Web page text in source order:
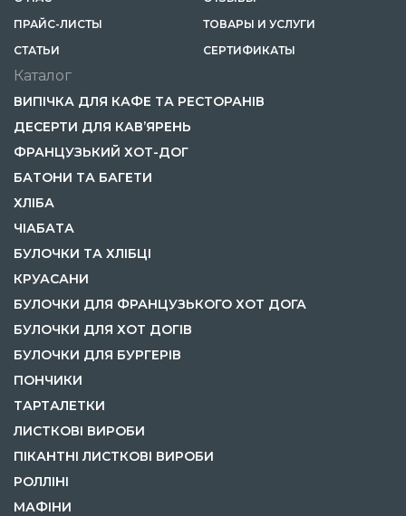
ПРАЙС-ЛИСТЫ
ТОВАРЫ И УСЛУГИ
CТАТЬИ
СЕРТИФИКАТЫ
Каталог
ВИПІЧКА ДЛЯ КАФЕ ТА РЕСТОРАНІВ
ДЕСЕРТИ ДЛЯ КАВ’ЯРЕНЬ
ФРАНЦУЗЬКИЙ ХОТ-ДОГ
БАТОНИ ТА БАГЕТИ
ХЛІБА
ЧІАБАТА
БУЛОЧКИ ТА ХЛІБЦІ
КРУАСАНИ
БУЛОЧКИ ДЛЯ ФРАНЦУЗЬКОГО ХОТ ДОГА
БУЛОЧКИ ДЛЯ ХОТ ДОГІВ
БУЛОЧКИ ДЛЯ БУРГЕРІВ
ПОНЧИКИ
ТАРТАЛЕТКИ
ЛИСТКОВІ ВИРОБИ
ПІКАНТНІ ЛИСТКОВІ ВИРОБИ
РОЛЛІНІ
МАФІНИ